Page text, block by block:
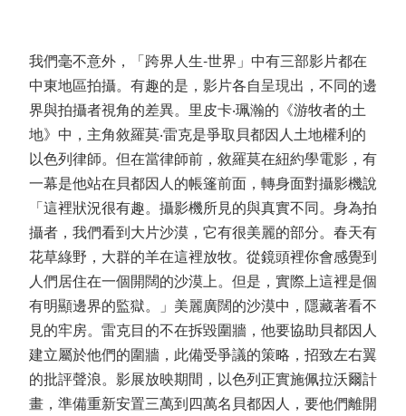
我們毫不意外，「跨界人生-世界」中有三部影片都在
中東地區拍攝。有趣的是，影片各自呈現出，不同的邊
界與拍攝者視角的差異。里皮卡‧珮瀚的《游牧者的土
地》中，主角敘羅莫‧雷克是爭取貝都因人土地權利的
以色列律師。但在當律師前，敘羅莫在紐約學電影，有
一幕是他站在貝都因人的帳篷前面，轉身面對攝影機說
「這裡狀況很有趣。攝影機所見的與真實不同。身為拍
攝者，我們看到大片沙漠，它有很美麗的部分。春天有
花草綠野，大群的羊在這裡放牧。從鏡頭裡你會感覺到
人們居住在一個開闊的沙漠上。但是，實際上這裡是個
有明顯邊界的監獄。」美麗廣闊的沙漠中，隱藏著看不
見的牢房。雷克目的不在拆毀圍牆，他要協助貝都因人
建立屬於他們的圍牆，此備受爭議的策略，招致左右翼
的批評聲浪。影展放映期間，以色列正實施佩拉沃爾計
畫，準備重新安置三萬到四萬名貝都因人，要他們離開